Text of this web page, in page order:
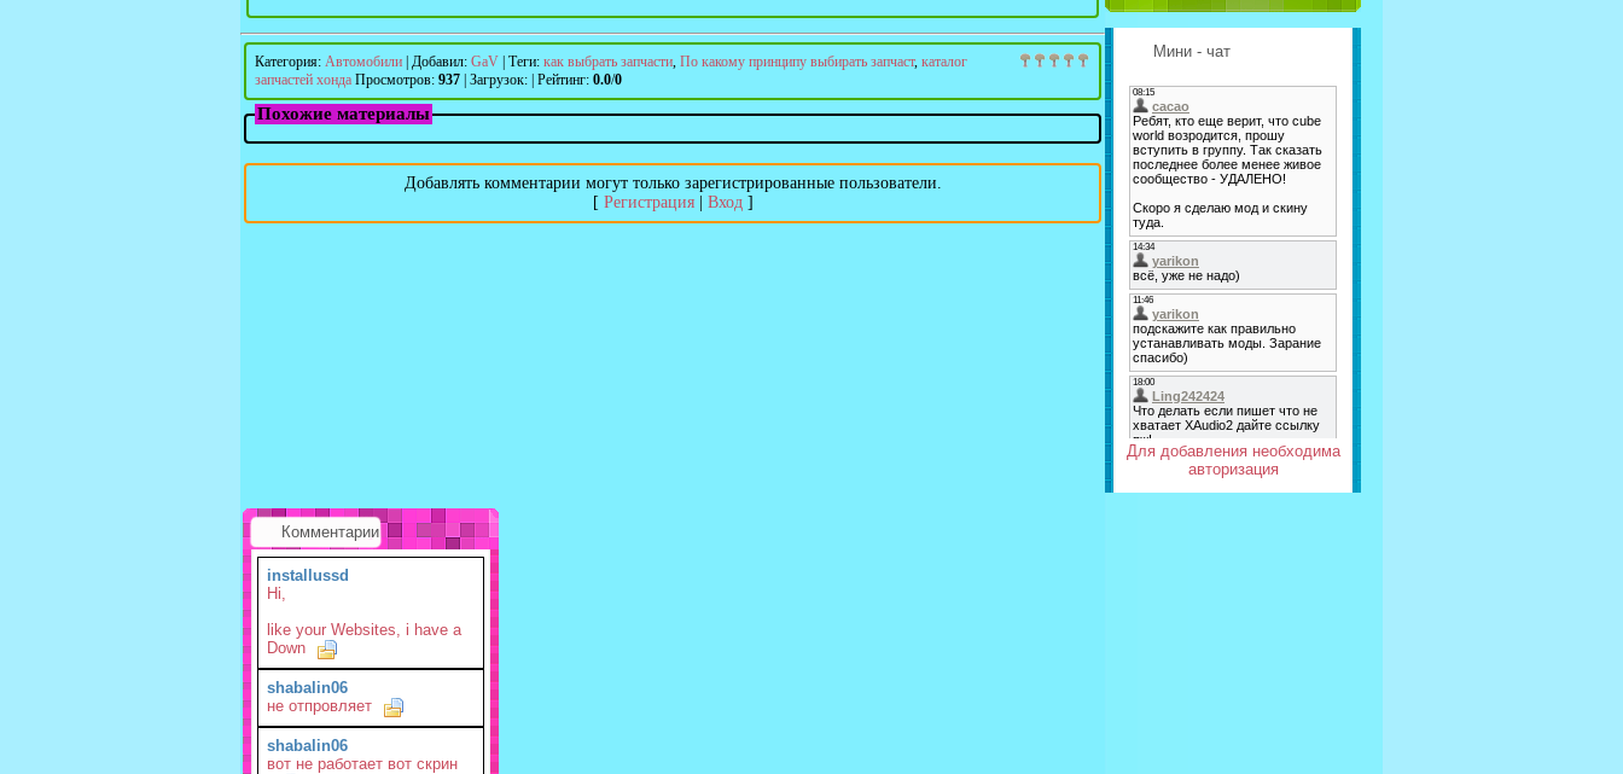
Категория: Автомобили Добавил: GaV Теги: как выбрать запчасти, По какому принципу выбирать запчаст, каталог
запчастей хонда Просмотров: 937 Загрузок: Рейтинг: 0.0/0
Похожие материалы
Добавлять комментарии могут только зарегистрированные пользователи.
[ Регистрация| Вход]
Мини - чат
Для добавления необходима
авторизация
Комментарии
installussd
Hi,
like your Websites, i have a
Down
shabalin06
не отпровляет
shabalin06
вот не работает вот скрин